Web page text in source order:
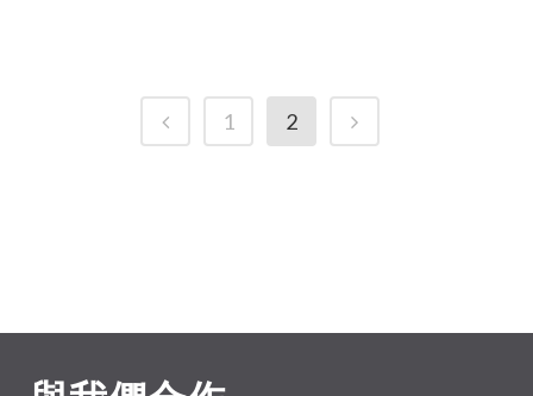
1 2